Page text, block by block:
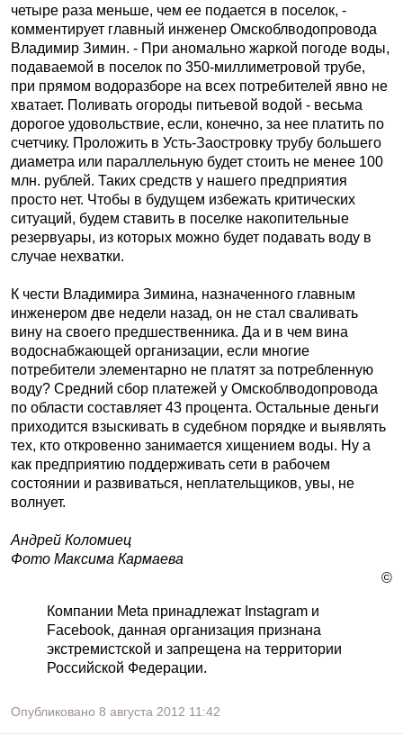
четыре раза меньше, чем ее подается в поселок, -
комментирует главный инженер Омскоблводопровода
Владимир Зимин. - При аномально жаркой погоде воды,
подаваемой в поселок по 350-миллиметровой трубе,
при прямом водоразборе на всех потребителей явно не
хватает. Поливать огороды питьевой водой - весьма
дорогое удовольствие, если, конечно, за нее платить по
счетчику. Проложить в Усть-Заостровку трубу большего
диаметра или параллельную будет стоить не менее 100
млн. рублей. Таких средств у нашего предприятия
просто нет. Чтобы в будущем избежать критических
ситуаций, будем ставить в поселке накопительные
резервуары, из которых можно будет подавать воду в
случае нехватки.
К чести Владимира Зимина, назначенного главным
инженером две недели назад, он не стал сваливать
вину на своего предшественника. Да и в чем вина
водоснабжающей организации, если многие
потребители элементарно не платят за потребленную
воду? Средний сбор платежей у Омскоблводопровода
по области составляет 43 процента. Остальные деньги
приходится взыскивать в судебном порядке и выявлять
тех, кто откровенно занимается хищением воды. Ну а
как предприятию поддерживать сети в рабочем
состоянии и развиваться, неплательщиков, увы, не
волнует.
Андрей Коломиец
Фото Максима Кармаева
©
Компании Meta принадлежат Instagram и
Facebook, данная организация признана
экстремистской и запрещена на территории
Российской Федерации.
Опубликовано 8 августа 2012 11:42